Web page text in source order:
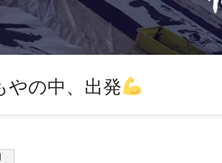
やの中、出発